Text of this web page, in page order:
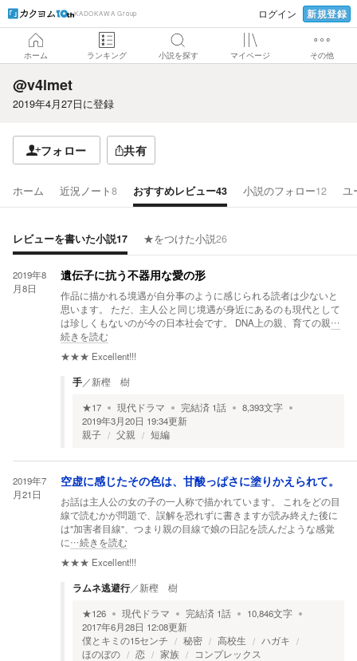
KADOKAWA Group ログイン 新規登録
ホーム ランキング 小説を探す マイページ その他
@v4lmet
2019年4月27日に登録
フォロー 共有
ホーム 近況ノート8 おすすめレビュー43 小説のフォロー12 ユ
レビューを書いた小説17 ★をつけた小説26
2019年8
月8日
遺伝子に抗う不器用な愛の形
作品に描かれる境遇が自分事のように感じられる読者は少ないと
思います。 ただ、主人公と同じ境遇が身近にあるのも現代として
は珍しくもないのが今の日本社会です。 DNA上の親、育ての親…
続きを読む
★★★ Excellent!!!
手／新樫 樹
★17 現代ドラマ 完結済 1話 8,393文字
2019年3月20日 19:34更新
親子
父親 短編
2019年7
月21日
空虚に感じたその色は、甘酸っぱさに塗りかえられて。
お話は主人公の女の子の一人称で描かれています。 これをどの目
線で読むかが問題で、誤解を恐れずに書きますが読み終えた後に
は"加害者目線"、つまり親の目線で娘の日記を読んだような感覚
に…続きを読む
★★★ Excellent!!!
ラムネ逃避行／新樫 樹
★126 現代ドラマ 完結済 1話 10,846文字
2017年6月28日 12:08更新
僕とキミの15センチ
秘密 高校生
ハガキ
ほのぼの
恋 家族 コンプレックス